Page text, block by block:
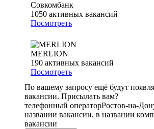
Совкомбанк
1050 активных вакансий
Посмотреть
MERLION
190 активных вакансий
Посмотреть
По вашему запросу ещё будут
вакансии. Присылать вам?
телефонный операторРостов-на-
названии вакансии, в названии
вакансии